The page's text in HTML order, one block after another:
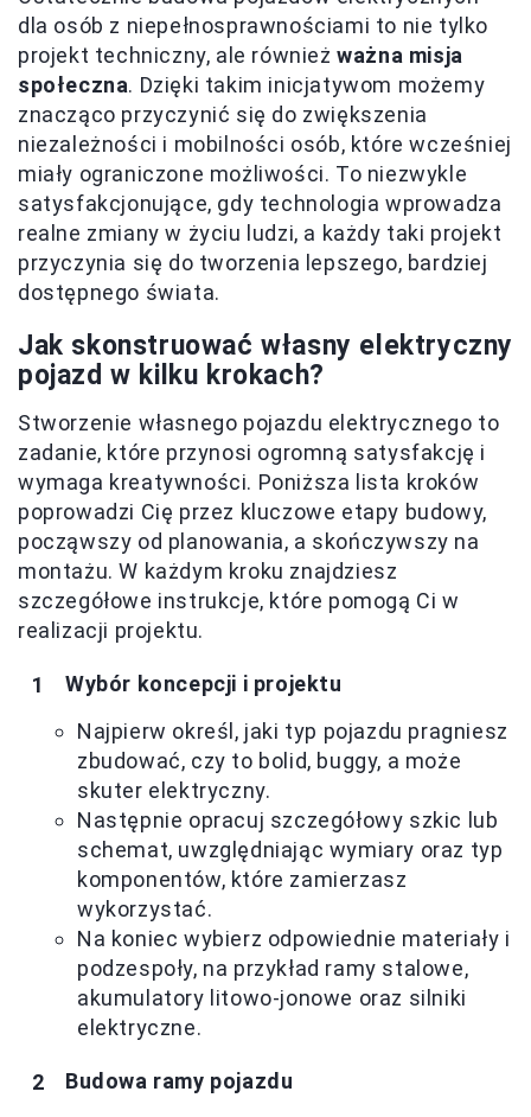
dla osób z niepełnosprawnościami to nie tylko
projekt techniczny, ale równieżważna misja
społeczna. Dzięki takim inicjatywom możemy
znacząco przyczynić się do zwiększenia
niezależności i mobilności osób, które wcześniej
miały ograniczone możliwości. To niezwykle
satysfakcjonujące, gdy technologia wprowadza
realne zmiany w życiu ludzi, a każdy taki projekt
przyczynia się do tworzenia lepszego, bardziej
dostępnego świata.
Jak skonstruować własny elektryczny
pojazd w kilku krokach?
Stworzenie własnego pojazdu elektrycznego to
zadanie, które przynosi ogromną satysfakcję i
wymaga kreatywności. Poniższa lista kroków
poprowadzi Cię przez kluczowe etapy budowy,
począwszy od planowania, a skończywszy na
montażu. W każdym kroku znajdziesz
szczegółowe instrukcje, które pomogą Ci w
realizacji projektu.
Wybór koncepcji i projektu
Najpierw określ, jaki typ pojazdu pragniesz
zbudować, czy to bolid, buggy, a może
skuter elektryczny.
Następnie opracuj szczegółowy szkic lub
schemat, uwzględniając wymiary oraz typ
komponentów, które zamierzasz
wykorzystać.
Na koniec wybierz odpowiednie materiały i
podzespoły, na przykład ramy stalowe,
akumulatory litowo-jonowe oraz silniki
elektryczne.
Budowa ramy pojazdu